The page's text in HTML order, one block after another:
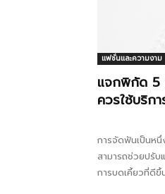
แฟชั่นและความงาม
แจกพิกัด 5
ควรใช้บริกา
การจัดฟันเป็น
สามารถช่วยปรั
การบดเคี้ยวที่ดี